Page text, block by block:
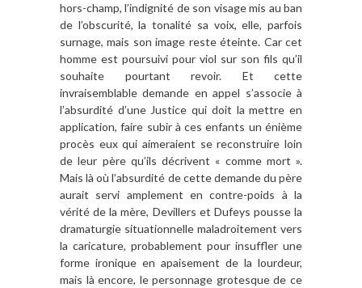
hors-champ, l’indignité de son visage mis au ban
de l’obscurité, la tonalité sa voix, elle, parfois
surnage, mais son image reste éteinte. Car cet
homme est poursuivi pour viol sur son fils qu’il
souhaite pourtant revoir. Et cette
invraisemblable demande en appel s’associe à
l’absurdité d’une Justice qui doit la mettre en
application, faire subir à ces enfants un énième
procès eux qui aimeraient se reconstruire loin
de leur père qu’ils décrivent « comme mort ».
Mais là où l’absurdité de cette demande du père
aurait servi amplement en contre-poids à la
vérité de la mère, Devillers et Dufeys pousse la
dramaturgie situationnelle maladroitement vers
la caricature, probablement pour insuffler une
forme ironique en apaisement de la lourdeur,
mais là encore, le personnage grotesque de ce